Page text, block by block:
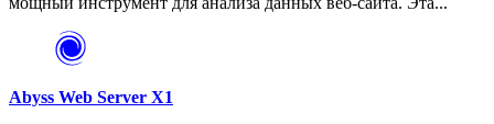
Abyss Web Server X1